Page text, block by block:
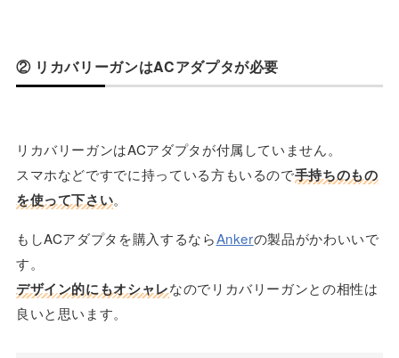
② リカバリーガンはACアダプタが必要
リカバリーガンはACアダプタが付属していません。
スマホなどですでに持っている方もいるので手持ちのもの
を使って下さい。
もしACアダプタを購入するならAnkerの製品がかわいいで
す。
デザイン的にもオシャレなのでリカバリーガンとの相性は
良いと思います。